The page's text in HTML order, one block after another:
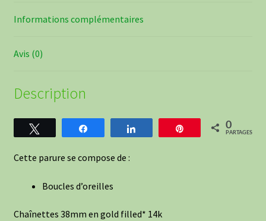
Informations complémentaires
Avis (0)
Description
Épingle 0
PARTAGES
Cette parure se compose de :
Boucles d’oreilles
Chaînettes 38mm en gold filled* 14k